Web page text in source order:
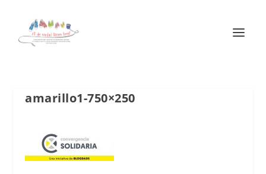
amarillo1-750×250